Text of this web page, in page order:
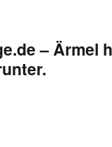
– Ärmel